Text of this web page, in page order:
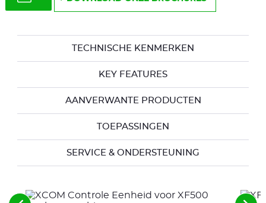
TECHNISCHE KENMERKEN
KEY FEATURES
AANVERWANTE PRODUCTEN
TOEPASSINGEN
SERVICE & ONDERSTEUNING